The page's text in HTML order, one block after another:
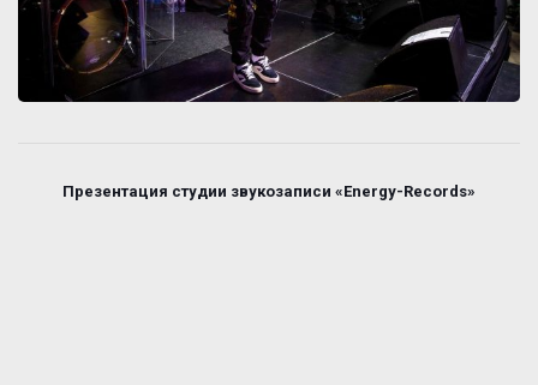
Презентация студии звукозаписи «Energy-Records»